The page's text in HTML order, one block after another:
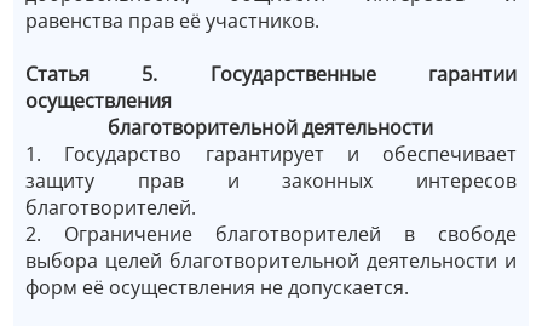
равенства прав её участников.
Статья 5. Государственные гарантии
осуществления
благотворительной деятельности
1. Государство гарантирует и обеспечивает
защиту прав и законных интересов
благотворителей.
2. Ограничение благотворителей в свободе
выбора целей благотворительной деятельности и
форм её осуществления не допускается.